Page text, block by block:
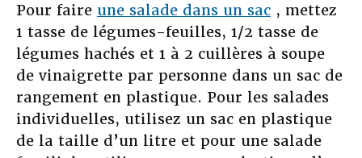
Pour faire une salade dans un sac , mettez
1 tasse de légumes-feuilles, 1/2 tasse de
légumes hachés et 1 à 2 cuillères à soupe
de vinaigrette par personne dans un sac de
rangement en plastique. Pour les salades
individuelles, utilisez un sac en plastique
de la taille d’un litre et pour une salade